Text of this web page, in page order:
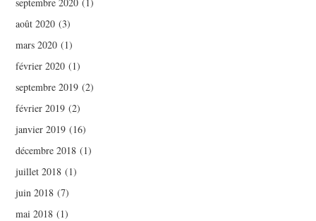
août 2020 (3)
mars 2020 (1)
février 2020 (1)
septembre 2019 (2)
février 2019 (2)
janvier 2019 (16)
décembre 2018 (1)
juillet 2018 (1)
juin 2018 (7)
mai 2018 (1)